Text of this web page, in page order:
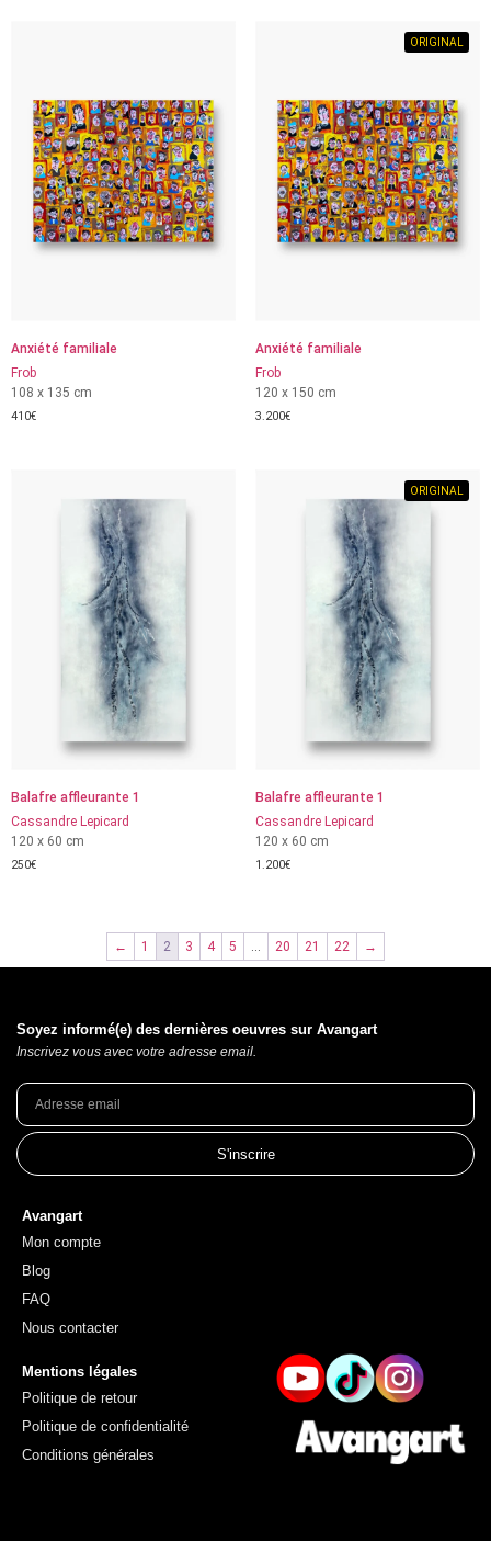
Anxiété familiale
Frob
108 x 135 cm
410€
ORIGINAL
Anxiété familiale
Frob
120 x 150 cm
3.200€
Balafre affleurante 1
Cassandre Lepicard
120 x 60 cm
250€
ORIGINAL
Balafre affleurante 1
Cassandre Lepicard
120 x 60 cm
1.200€
← 1 2 3 4 5 … 20 21 22 →
Avangart
Mon compte
Blog
FAQ
Nous contacter
Soyez informé(e) des dernières oeuvres sur Avangart
Inscrivez vous avec votre adresse email.
S'inscrire
Mentions légales
Politique de retour
Politique de confidentialité
Conditions générales